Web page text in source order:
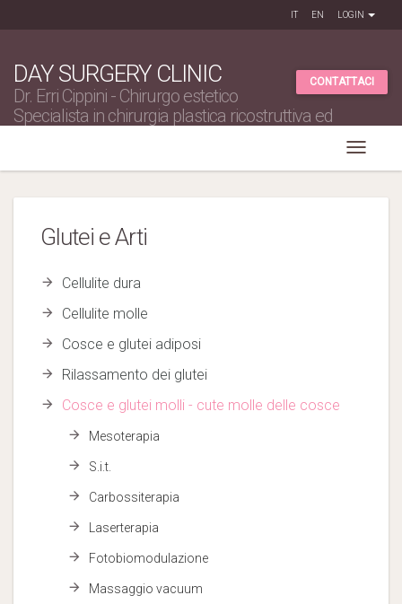
IT EN LOGIN
DAY SURGERY CLINIC
Dr. Erri Cippini - Chirurgo estetico
Specialista in chirurgia plastica ricostruttiva ed
CONTATTACI
Glutei e Arti
Cellulite dura
Cellulite molle
Cosce e glutei adiposi
Rilassamento dei glutei
Cosce e glutei molli - cute molle delle cosce
Mesoterapia
S.i.t.
Carbossiterapia
Laserterapia
Fotobiomodulazione
Massaggio vacuum